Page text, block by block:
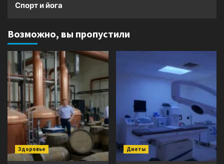
Спорт и йога
Возможно, вы пропустили
Здоровье Диеты